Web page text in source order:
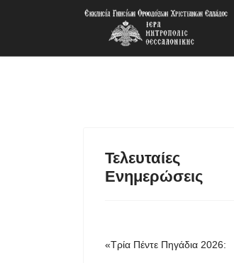
Τελευταίες
Ενημερώσεις
«Τρία Πέντε Πηγάδια 2026: